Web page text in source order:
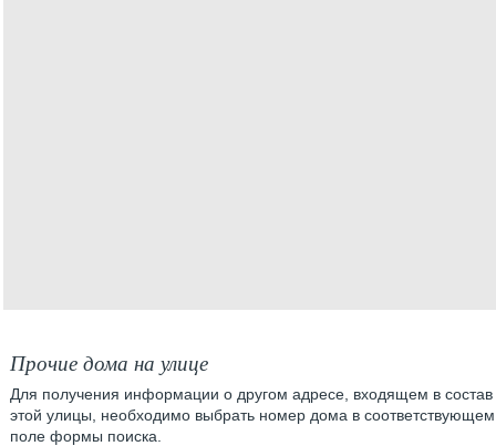
Прочие дома на улице
Для получения информации о другом адресе, входящем в состав
этой улицы, необходимо выбрать номер дома в соответствующем
поле формы поиска.